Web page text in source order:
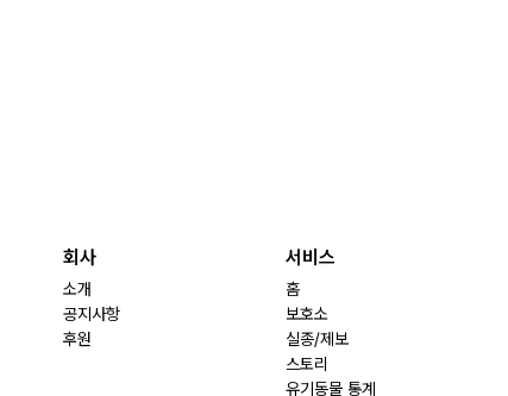
회사
소개
공지사항
후원
서비스
홈
보호소
실종/제보
스토리
유기동물 통계